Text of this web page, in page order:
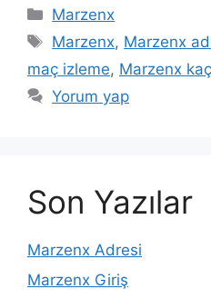
Kategoriler
Marzenx
Etiketler
Marzenx, Marzenx
maç izleme, Marzenx
Yorum yap
Son Yazılar
Marzenx Adresi
Marzenx Giriş